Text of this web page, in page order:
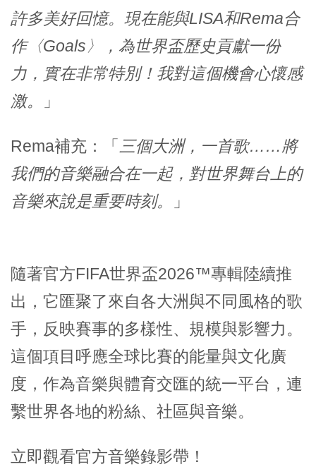
許多美好回憶。現在能與LISA和Rema合
作〈Goals〉，為世界盃歷史貢獻一份
力，實在非常特別！我對這個機會心懷感
激。
」
Rema補充：「 三個大洲，一首歌……將
我們的音樂融合在一起，對世界舞台上的
音樂來說是重要時刻。
」
隨著官方FIFA世界盃2026™專輯陸續推
出，它匯聚了來自各大洲與不同風格的歌
手，反映賽事的多樣性、規模與影響力。
這個項目呼應全球比賽的能量與文化廣
度，作為音樂與體育交匯的統一平台，連
繫世界各地的粉絲、社區與音樂。
立即觀看官方音樂錄影帶！